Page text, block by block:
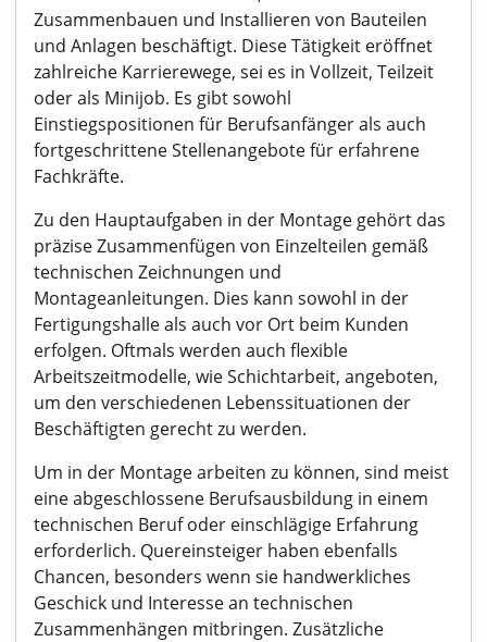
Zusammenbauen und Installieren von Bauteilen
und Anlagen beschäftigt. Diese Tätigkeit eröffnet
zahlreiche Karrierewege, sei es in Vollzeit, Teilzeit
oder als Minijob. Es gibt sowohl
Einstiegspositionen für Berufsanfänger als auch
fortgeschrittene Stellenangebote für erfahrene
Fachkräfte.
Zu den Hauptaufgaben in der Montage gehört das
präzise Zusammenfügen von Einzelteilen gemäß
technischen Zeichnungen und
Montageanleitungen. Dies kann sowohl in der
Fertigungshalle als auch vor Ort beim Kunden
erfolgen. Oftmals werden auch flexible
Arbeitszeitmodelle, wie Schichtarbeit, angeboten,
um den verschiedenen Lebenssituationen der
Beschäftigten gerecht zu werden.
Um in der Montage arbeiten zu können, sind meist
eine abgeschlossene Berufsausbildung in einem
technischen Beruf oder einschlägige Erfahrung
erforderlich. Quereinsteiger haben ebenfalls
Chancen, besonders wenn sie handwerkliches
Geschick und Interesse an technischen
Zusammenhängen mitbringen. Zusätzliche